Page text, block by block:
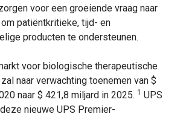
voor een groeiende vraag naar
patiëntkritieke, tijd- en
producten te ondersteunen.
voor biologische therapeutische
naar verwachting toenemen van $
naar $ 421,8 miljard in 2025. 1 UPS
nieuwe UPS Premier-